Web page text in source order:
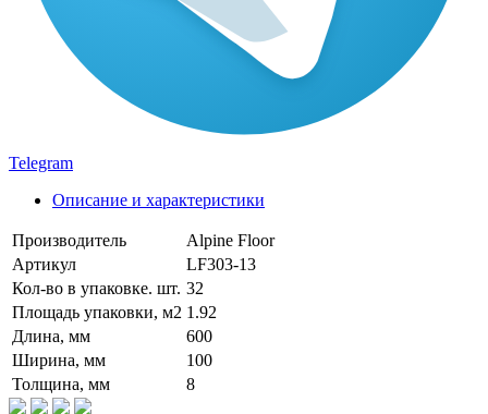
Telegram
Описание и характеристики
Производитель
Alpine Floor
Артикул
LF303-13
Кол-во в упаковке. шт. 32
Площадь упаковки, м2 1.92
Длина, мм
600
Ширина, мм
100
Толщина, мм
8